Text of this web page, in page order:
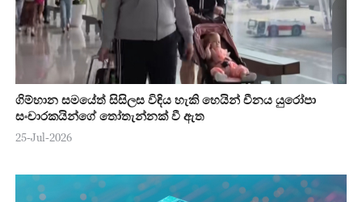
ගිම්හාන සමයේත් සිසිලස විඳිය හැකි හෙයින් චීනය යුරෝපා
සංචාරකයින්ගේ තෝතැන්නක් වී ඇත
25-Jul-2026